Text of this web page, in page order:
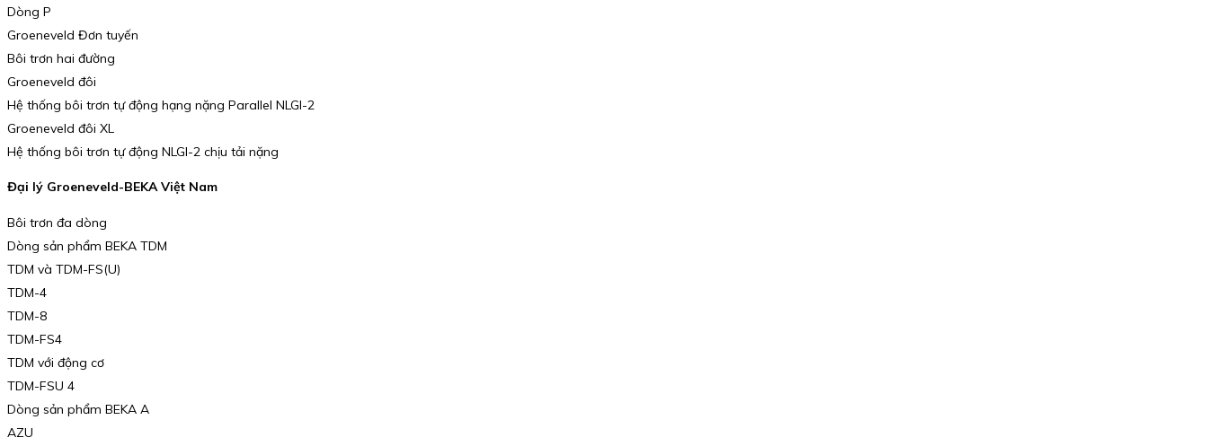
Dòng P
Groeneveld Đơn tuyến
Bôi trơn hai đường
Groeneveld đôi
Hệ thống bôi trơn tự động hạng nặng Parallel NLGI-2
Groeneveld đôi XL
Hệ thống bôi trơn tự động NLGI-2 chịu tải nặng
Đại lý Groeneveld-BEKA Việt Nam
Bôi trơn đa dòng
Dòng sản phẩm BEKA TDM
TDM và TDM-FS(U)
TDM-4
TDM-8
TDM-FS4
TDM với động cơ
TDM-FSU 4
Dòng sản phẩm BEKA A
AZU